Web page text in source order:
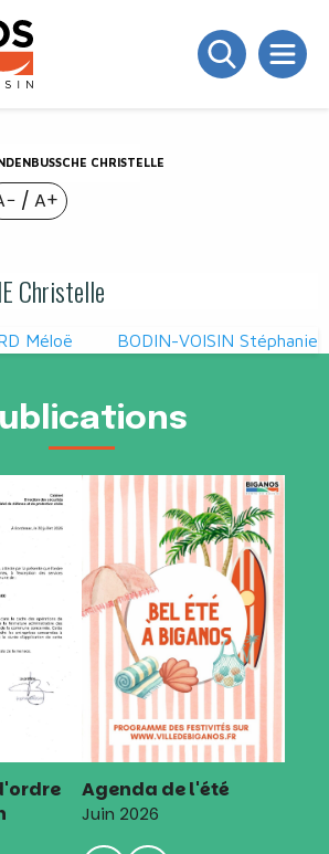
CHRISTELLE
/ A+
Christelle
Méloë BODIN-VOISIN Stéphanie
Agenda de l'été
Juin 2026